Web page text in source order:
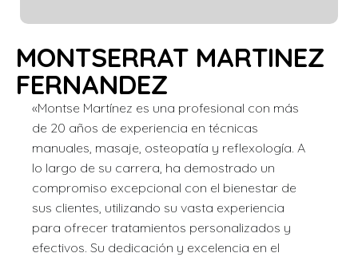
MONTSERRAT MARTINEZ
FERNANDEZ
«Montse Martínez es una profesional con más
de 20 años de experiencia en técnicas
manuales, masaje, osteopatía y reflexología. A
lo largo de su carrera, ha demostrado un
compromiso excepcional con el bienestar de
sus clientes, utilizando su vasta experiencia
para ofrecer tratamientos personalizados y
efectivos. Su dedicación y excelencia en el